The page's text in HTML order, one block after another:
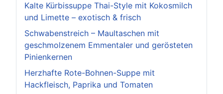
Kalte Kürbissuppe Thai-Style mit Kokosmilch
und Limette – exotisch & frisch
Schwabenstreich – Maultaschen mit
geschmolzenem Emmentaler und gerösteten
Pinienkernen
Herzhafte Rote-Bohnen-Suppe mit
Hackfleisch, Paprika und Tomaten